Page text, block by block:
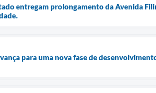
entregam prolongamento da Avenida
para uma nova fase de